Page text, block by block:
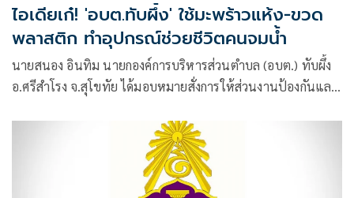
ไอเดียเก๋! 'อบต.ทับผึ้ง' ใช้มะพร้าวแห้ง-ขวด
พลาสติก ทำอุปกรณ์ช่วยชีวิตคนจมน้ำ
นายสนอง อินทิม นายกองค์การบริหารส่วนตำบล (อบต.) ทับผึ้ง
อ.ศรีสำโรง จ.สุโขทัย ได้มอบหมายสั่งการให้ส่วนงานป้องกันและ
จัดการแหล่งน้ำเสี่ยงในพื้นที่